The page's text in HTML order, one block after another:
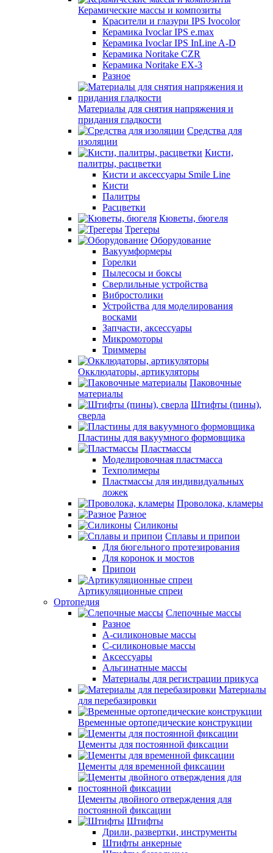
Керамические массы и композиты
Красители и глазури IPS Ivocolor
Керамика Ivoclar IPS e.max
Керамика Ivoclar IPS InLine A-D
Керамика Noritake CZR
Керамика Noritake EX-3
Разное
Материалы для снятия напряжения и
придания гладкости
Средства для
изоляции
Кисти,
палитры, расцветки
Кисти и аксессуары Smile Line
Кисти
Палитры
Расцветки
Кюветы, бюгеля
Трегеры
Оборудование
Вакуумформеры
Горелки
Пылесосы и боксы
Сверлильные устройства
Вибростолики
Устройства для моделирования
восками
Запчасти, аксессуары
Микромоторы
Триммеры
Окклюдаторы, артикуляторы
Паковочные
материалы
Штифты (пины),
сверла
Пластины для вакуумного формовщика
Пластмассы
Моделировочная пластмасса
Техполимеры
Пластмассы для индивидуальных
ложек
Проволока, кламеры
Разное
Силиконы
Сплавы и припои
Для бюгельного протезирования
Для коронок и мостов
Припои
Артикуляционные спреи
Ортопедия
Слепочные массы
Разное
А-силиконовые массы
С-силиконовые массы
Аксессуары
Альгинатные массы
Материалы для регистрации прикуса
Материалы
для перебазировки
Временные ортопедические конструкции
Цементы для постоянной фиксации
Цементы для временной фиксации
Цементы двойного отверждения для
постоянной фиксации
Штифты
Дрили, развертки, инструменты
Штифты анкерные